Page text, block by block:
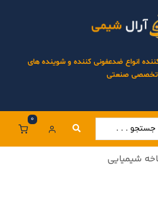
انواع ضدعفونی کننده و شوینده های
تخصصی صنعتی
0
شیمیایی